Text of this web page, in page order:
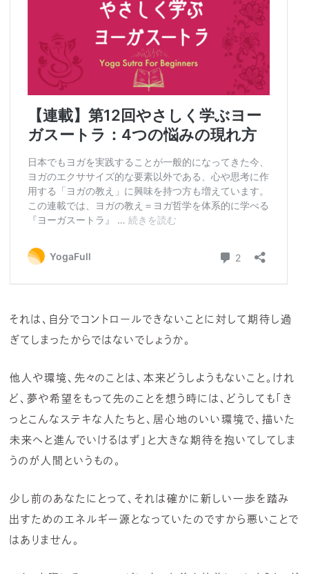
それは、自分でコントロールできないことに対して期待し過
ぎてしまったからではないでしょうか。
他人や環境、先々のことは、本来どうしようもないこと。けれ
ど、夢や希望をもって先のことを想う時には、どうしても「き
っとこんなステキな人たちと、居心地のいい環境で、描いた
未来へと進んでいけるはず」と大きな期待を抱いてしてしま
うのが人間というもの。
少し前のあなたにとって、それは確かに新しい一歩を踏み
出すためのエネルギー源となっていたのですから悪いことで
はありません。